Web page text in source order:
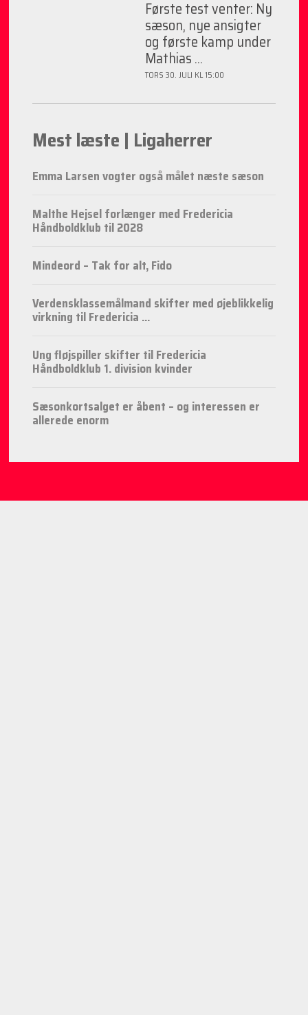
Første test venter: Ny
sæson, nye ansigter
og første kamp under
Mathias ...
TORS 30. JULI KL 15:00
Mest læste | Ligaherrer
Emma Larsen vogter også målet næste sæson
Malthe Hejsel forlænger med Fredericia
Håndboldklub til 2028
Mindeord – Tak for alt, Fido
Verdensklassemålmand skifter med øjeblikkelig
virkning til Fredericia ...
Ung fløjspiller skifter til Fredericia
Håndboldklub 1. division kvinder
Sæsonkortsalget er åbent – og interessen er
allerede enorm